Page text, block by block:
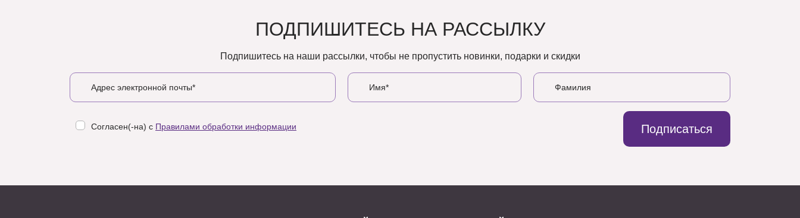
ПОДПИШИТЕСЬ НА РАССЫЛКУ
Подпишитесь на наши рассылки, чтобы не пропустить новинки, подарки и скидки
Согласен(-на) с Правилами обработки информации Подписаться